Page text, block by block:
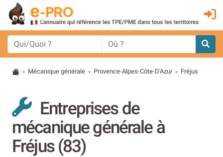
> Mécanique générale > Provence-Alpes-Côte-D'Azur > Fréjus
Entreprises de
mécanique générale à
Fréjus (83)